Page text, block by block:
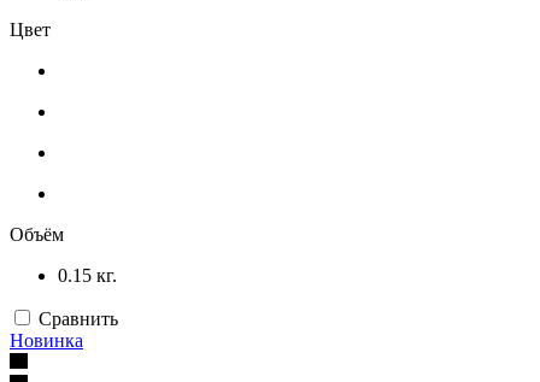
Цвет
Объём
0.15 кг.
Сравнить
Новинка